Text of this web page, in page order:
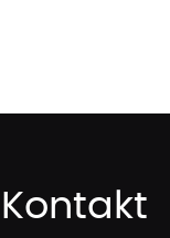
Kontakt